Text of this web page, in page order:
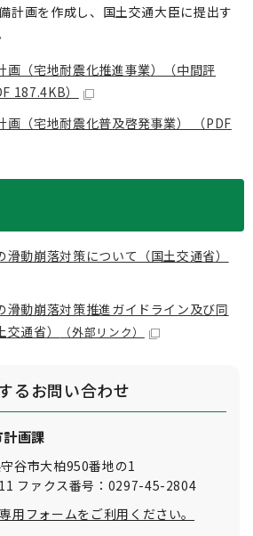
計画を作成し、国土交通大臣に提出す
画（宅地耐震化推進事業）（中間評
187.4KB）
画（宅地耐震化普及啓発事業） （PDF
動崩落対策について（国土交通省）
滑動崩落対策推進ガイドライン及び同
通省）
（外部リンク）
るお問い合わせ
画課
谷市大柏950番地の1
ファクス番号：0297-45-2804
用フォームをご利用ください。